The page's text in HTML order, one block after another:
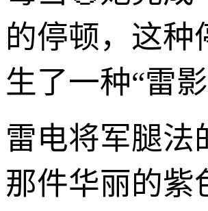
的停顿，这种
生了一种“雷
雷电将军腿法
那件华丽的紫